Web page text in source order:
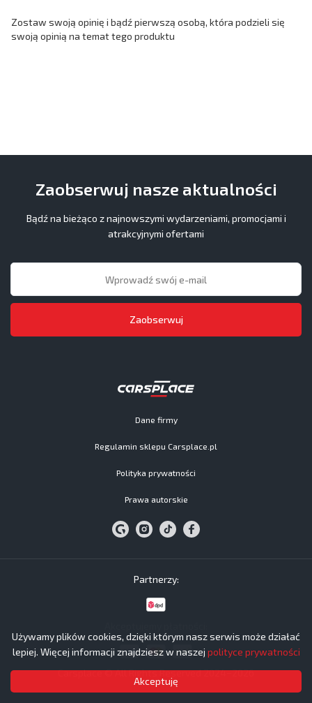
Używamy plików cookies, dzięki którym nasz serwis może działać
lepiej. Więcej informacji znajdziesz w naszej polityce prywatności
Akceptuję
Zostaw swoją opinię i bądź pierwszą osobą, która podzieli się
swoją opinią na temat tego produktu
Dane firmy
Regulamin sklepu Carsplace.pl
Polityka prywatności
Prawa autorskie
Zaobserwuj nasze aktualności
Bądź na bieżąco z najnowszymi wydarzeniami, promocjami i
atrakcyjnymi ofertami
Zaobserwuj
Carsplace © All Rights Reserved 2024−2026
Partnerzy: